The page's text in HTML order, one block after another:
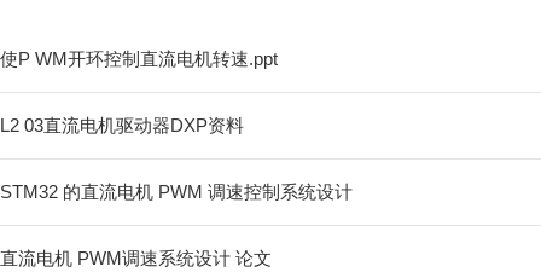
使P WM开环控制直流电机转速.ppt
L2 03直流电机驱动器DXP资料
STM32 的直流电机 PWM 调速控制系统设计
直流电机 PWM调速系统设计 论文